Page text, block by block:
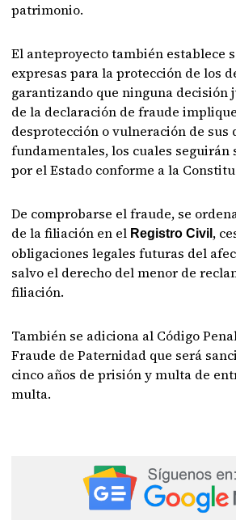
patrimonio.
El anteproyecto también establece
expresas para la protección de los
garantizando que ninguna decisión
de la declaración de fraude
desprotección o vulneración de sus
fundamentales, los cuales seguirán
por el Estado conforme a la
De comprobarse el fraude, se
de la filiación en el Registro Civil ,
obligaciones legales futuras del
salvo el derecho del menor de
filiación.
También se adiciona al Código
Fraude de Paternidad que será
cinco años de prisión y multa de
multa.